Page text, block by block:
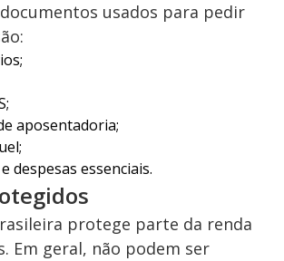
usados para pedir
aposentadoria;
despesas essenciais.
protege parte da renda
Em geral, não podem ser